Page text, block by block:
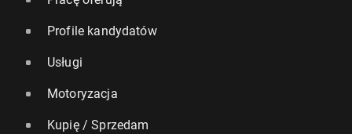
Profile kandydatów
Usługi
Motoryzacja
Kupię / Sprzedam